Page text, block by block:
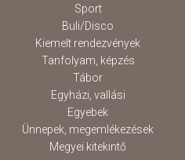
Sport
Buli/Disco
Kiemelt rendezvények
Tanfolyam, képzés
Tábor
Egyházi, vallási
Egyebek
Ünnepek, megemlékezések
Megyei kitekintő